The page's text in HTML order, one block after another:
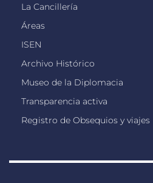
La Cancillería
Áreas
ISEN
Archivo Histórico
Museo de la Diplomacia
Transparencia activa
Registro de Obsequios y viajes